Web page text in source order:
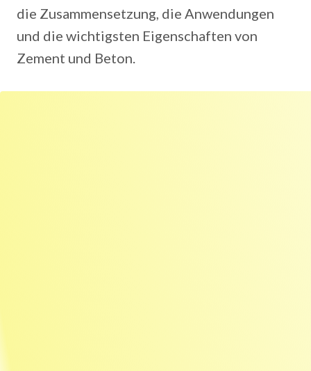
die Zusammensetzung, die Anwendungen
und die wichtigsten Eigenschaften von
Zement und Beton.